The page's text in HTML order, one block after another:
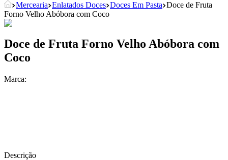
Mercearia Enlatados Doces Doces Em Pasta Doce de Fruta
Forno Velho Abóbora com Coco
Doce de Fruta Forno Velho Abóbora com
Coco
Marca:
Descrição